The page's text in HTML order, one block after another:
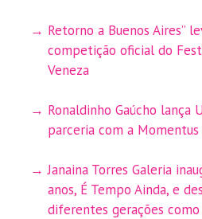
Retorno a Buenos Aires”
competição oficial do
Veneza
Ronaldinho Gaúcho lança
parceria com a Momentus
Janaina Torres Galeria
anos, É Tempo Ainda, e
diferentes gerações